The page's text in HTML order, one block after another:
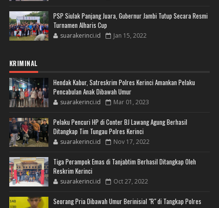
PSP Siulak Panjang Juara, Gubernur Jambi Tutup Secara Resmi
Turnamen Alharis Cup
suarakerinci.id Jan 15, 2022
KRIMINAL
Hendak Kabur, Satreskrim Polres Kerinci Amankan Pelaku
Pencabulan Anak Dibawah Umur
suarakerinci.id Mar 01, 2023
Pelaku Pencuri HP di Conter BJ Lawang Agung Berhasil
Ditangkap Tim Tungau Polres Kerinci
suarakerinci.id Nov 17, 2022
Tiga Perampok Emas di Tanjabtim Berhasil Ditangkap Oleh
Reskrim Kerinci
suarakerinci.id Oct 27, 2022
Seorang Pria Dibawah Umur Berinisial "R" di Tangkap Polres